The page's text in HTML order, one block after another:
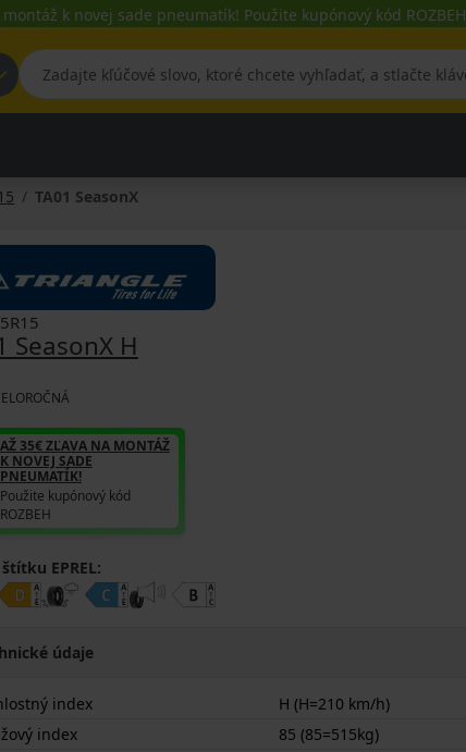
k novej sade pneumatík! Použite kupónový kód ROZBEH
TA01 SeasonX
SeasonX H
AŽ 35€ ZĽAVA NA MONTÁŽ
K NOVEJ SADE
PNEUMATÍK!
Použite kupónový kód
ROZBEH
EPREL:
údaje
index
H (H=210 km/h)
index
85 (85=515kg)